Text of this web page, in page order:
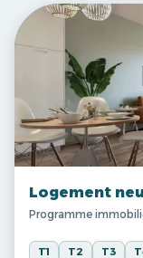
Logement
Programme
T1 T2 T3